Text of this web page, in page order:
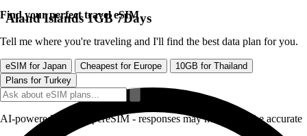
Aland Islands 1GB 7Days
Find your perfect travel eSIM
Tell me where you're traveling and I'll find the best data plan for you.
eSIM for Japan Cheapest for Europe
10GB for Thailand
Plans for Turkey
AI-powered by CheapereSIM - responses may not always be accurate